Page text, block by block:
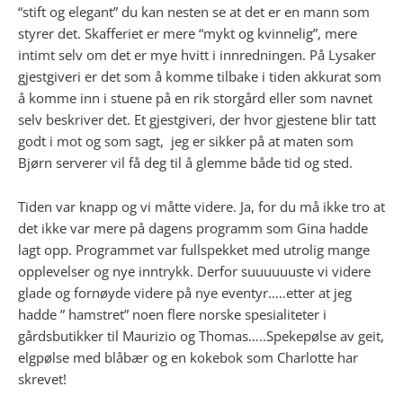
“stift og elegant” du kan nesten se at det er en mann som
styrer det. Skafferiet er mere “mykt og kvinnelig”, mere
intimt selv om det er mye hvitt i innredningen. På Lysaker
gjestgiveri er det som å komme tilbake i tiden akkurat som
å komme inn i stuene på en rik storgård eller som navnet
selv beskriver det. Et gjestgiveri, der hvor gjestene blir tatt
godt i mot og som sagt, jeg er sikker på at maten som
Bjørn serverer vil få deg til å glemme både tid og sted.
Tiden var knapp og vi måtte videre. Ja, for du må ikke tro at
det ikke var mere på dagens programm som Gina hadde
lagt opp. Programmet var fullspekket med utrolig mange
opplevelser og nye inntrykk. Derfor suuuuuuste vi videre
glade og fornøyde videre på nye eventyr…..etter at jeg
hadde ” hamstret” noen flere norske spesialiteter i
gårdsbutikker til Maurizio og Thomas…..Spekepølse av geit,
elgpølse med blåbær og en kokebok som Charlotte har
skrevet!